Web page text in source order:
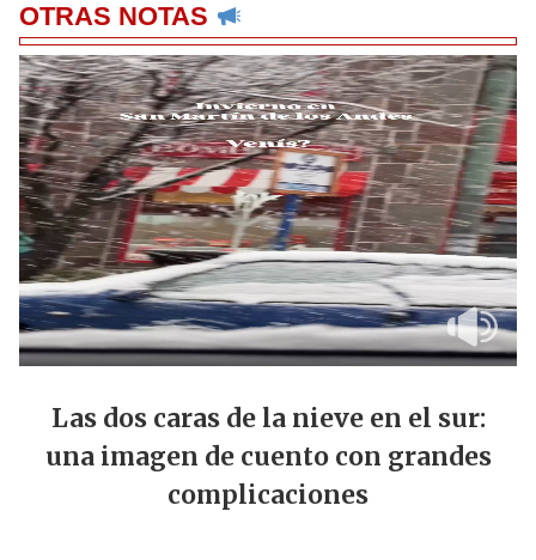
OTRAS NOTAS
Las dos caras de la nieve en el sur:
una imagen de cuento con grandes
complicaciones